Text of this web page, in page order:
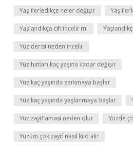
Yaş ilerledikçe neler değişir Yaş
Yaşlandıkça cilt incelir mi
Yüz derisi neden incelir
Yüz hatları kaç yaşına kadar değişir
Yüz kaç yaşında sarkmaya başlar
Yüz kaç yaşında yaşlanmaya başlar
Yüz zayiflamasi neden olur Yüzde
Yüzüm çok zayıf nasıl kilo alır